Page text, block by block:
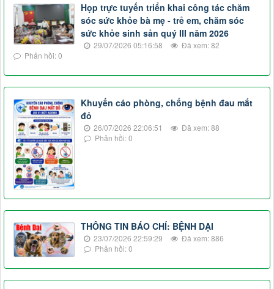
Họp trực tuyến triển khai công tác chăm
sóc sức khỏe bà mẹ - trẻ em, chăm sóc
sức khỏe sinh sản quý III năm 2026
29/07/2026 05:16:58
Đã xem: 82
Phản hồi: 0
Khuyến cáo phòng, chống bệnh đau mắt
đỏ
26/07/2026 22:06:51
Đã xem: 88
Phản hồi: 0
THÔNG TIN BÁO CHÍ: BỆNH DẠI
23/07/2026 22:59:29
Đã xem: 886
Phản hồi: 0